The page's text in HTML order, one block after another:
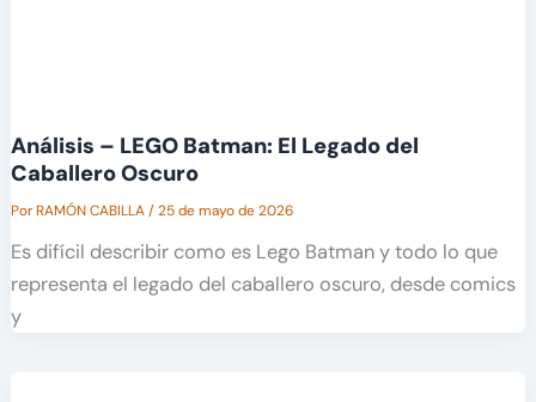
Análisis – LEGO Batman: El Legado del
Caballero Oscuro
PorRAMÓN CABILLA/25 de mayo de 2026
Es difícil describir como es Lego Batman y todo lo que
representa el legado del caballero oscuro, desde comics
y